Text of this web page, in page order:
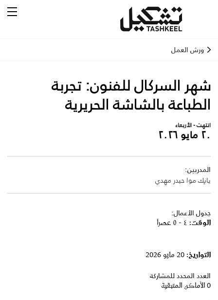
ورش العمل
شهر السركال للفنون: تجربة
الطباعة بالشاشة الحريرية
انتهت - الأربعاء
٢٠ مايو ٢٠٢٦
المدربين:
يانِك موا حيدر مهدي
جدول الأعمال:
الوقت: ٤ - ٥ عصراً
التواريخ: 20 مايو 2026
العدد المحدد للمشاركة
0 الأماكن المتبقية